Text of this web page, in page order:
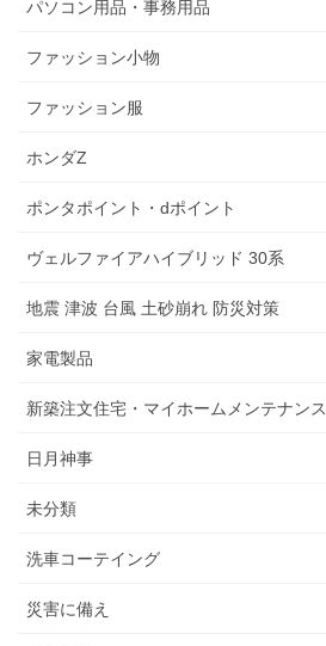
パソコン用品・事務用品
ファッション小物
ファッション服
ホンダZ
ポンタポイント・dポイント
ヴェルファイアハイブリッド 30系
地震 津波 台風 土砂崩れ 防災対策
家電製品
新築注文住宅・マイホームメンテナンス
日月神事
未分類
洗車コーテイング
災害に備え